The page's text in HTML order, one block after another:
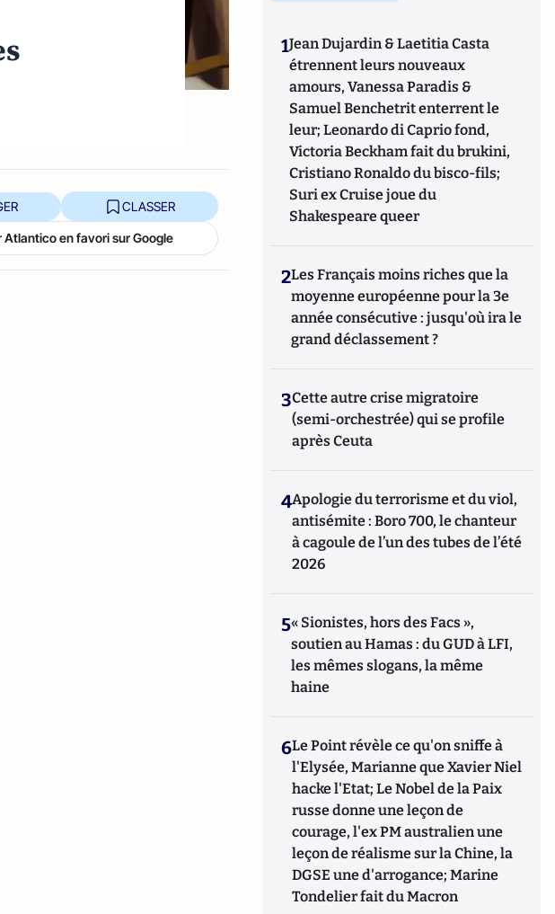
CLASSER
Atlantico en favori sur Google
1Jean Dujardin & Laetitia Casta
étrennent leurs nouveaux
amours, Vanessa Paradis &
Samuel Benchetrit enterrent le
leur; Leonardo di Caprio fond,
Victoria Beckham fait du brukini,
Cristiano Ronaldo du bisco-fils;
Suri ex Cruise joue du
Shakespeare queer
2Les Français moins riches que la
moyenne européenne pour la 3e
année consécutive : jusqu'où ira le
grand déclassement ?
3Cette autre crise migratoire
(semi-orchestrée) qui se profile
après Ceuta
4Apologie du terrorisme et du viol,
antisémite : Boro 700, le chanteur
à cagoule de l’un des tubes de l’été
2026
5« Sionistes, hors des Facs »,
soutien au Hamas : du GUD à LFI,
les mêmes slogans, la même
haine
6Le Point révèle ce qu'on sniffe à
l'Elysée, Marianne que Xavier Niel
hacke l'Etat; Le Nobel de la Paix
russe donne une leçon de
courage, l'ex PM australien une
leçon de réalisme sur la Chine, la
DGSE une d'arrogance; Marine
Tondelier fait du Macron